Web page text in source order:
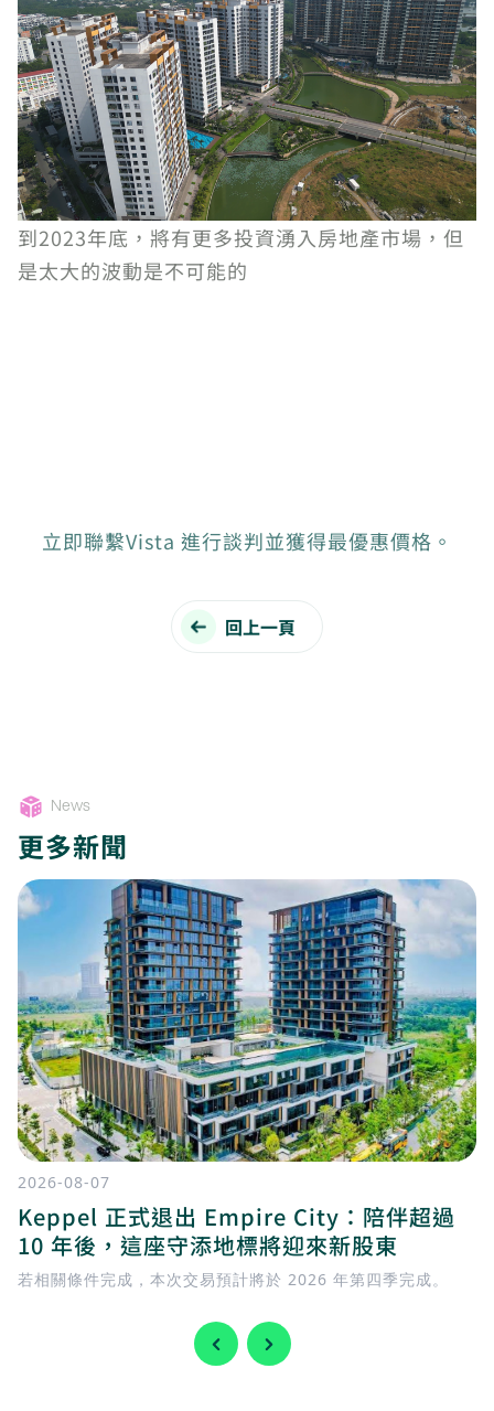
到2023年底，將有更多投資湧入房地產市場，但
是太大的波動是不可能的
立即聯繫Vista 進行談判並獲得最優惠價格。
回上一頁
News
更多新聞
2026-08-07
Keppel 正式退出 Empire City：陪伴超過
10 年後，這座守添地標將迎來新股東
若相關條件完成，本次交易預計將於 2026 年第四季完成。